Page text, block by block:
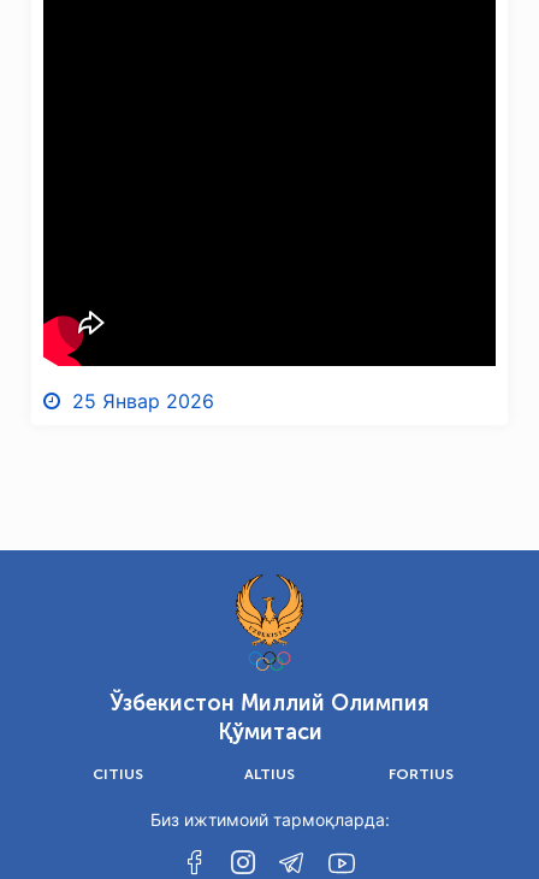
25 Январ 2026
Ўзбекистон Миллий Олимпия
Қўмитаси
CITIUS ALTIUS FORTIUS
Биз ижтимоий тармоқларда: